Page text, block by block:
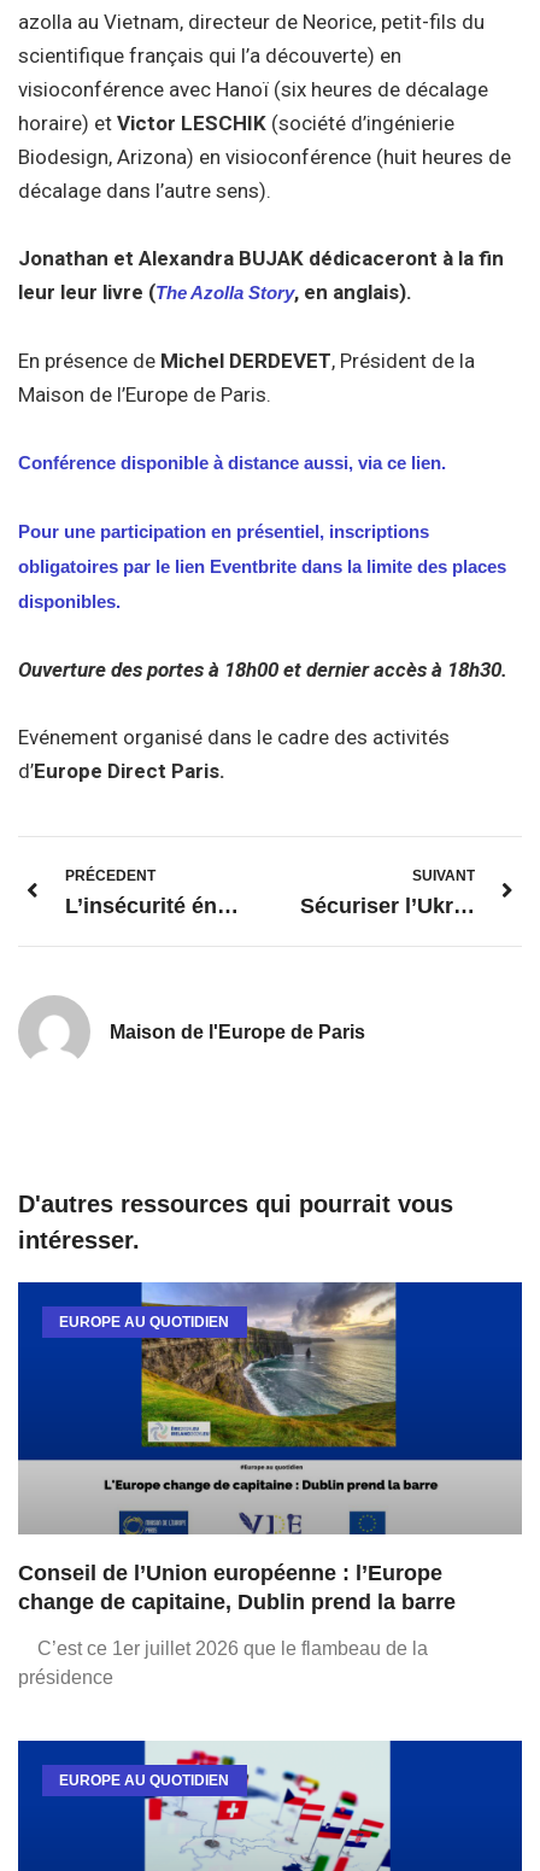
azolla au Vietnam, directeur de Neorice, petit-fils du
scientifique français qui l’a découverte) en
visioconférence avec Hanoï (six heures de décalage
horaire) et Victor LESCHIK (société d’ingénierie
Biodesign, Arizona) en visioconférence (huit heures de
décalage dans l’autre sens).
Jonathan et Alexandra BUJAK dédicaceront à la fin
leur leur livre (The Azolla Story, en anglais).
En présence de Michel DERDEVET, Président de la
Maison de l’Europe de Paris.
Conférence disponible à distance aussi, via ce lien.
Pour une participation en présentiel, inscriptions
obligatoires par le lien Eventbrite dans la limite des places
disponibles.
Ouverture des portes à 18h00 et dernier accès à 18h30.
Evénement organisé dans le cadre des activités
d’Europe Direct Paris.
PRÉCEDENT
L’insécurité énergétique européenne, enjeu stratégique dans les Balkans
SUIVANT
Sécuriser l’Ukraine, sécuriser l’Europe : solidarité et sécurité euro-atlantique pour l’Ukraine
Maison de l'Europe de Paris
D'autres ressources qui pourrait vous
intéresser.
EUROPE AU QUOTIDIEN
Conseil de l’Union européenne : l’Europe
change de capitaine, Dublin prend la barre
C’est ce 1er juillet 2026 que le flambeau de la
présidence
EUROPE AU QUOTIDIEN